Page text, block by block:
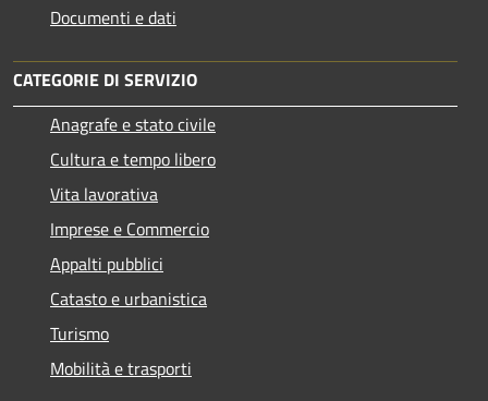
Documenti e dati
CATEGORIE DI SERVIZIO
Anagrafe e stato civile
Cultura e tempo libero
Vita lavorativa
Imprese e Commercio
Appalti pubblici
Catasto e urbanistica
Turismo
Mobilità e trasporti